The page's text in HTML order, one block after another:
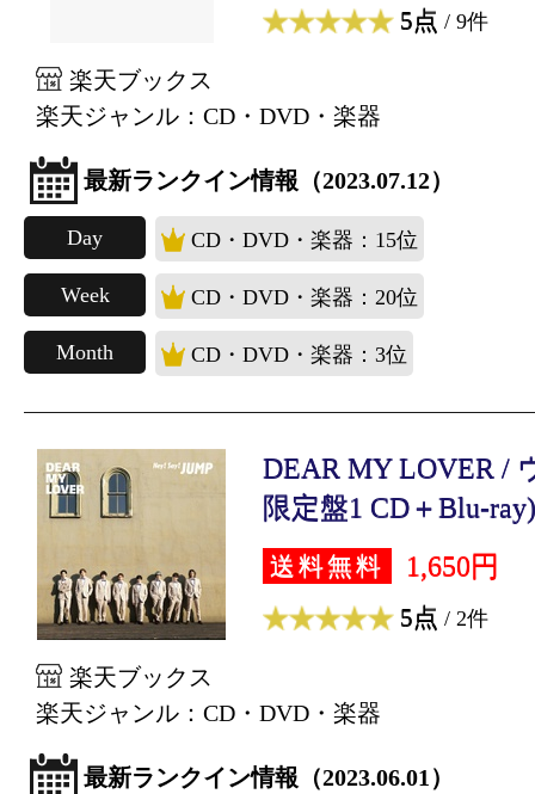
5点 / 9件
楽天ブックス
楽天ジャンル：CD・DVD・楽器
最新ランクイン情報（2023.07.12）
Day CD・DVD・楽器：15位
Week CD・DVD・楽器：20位
Month CD・DVD・楽器：3位
DEAR MY LOVER /
限定盤1 CD＋Blu-
送料無料 1,650円
5点 / 2件
楽天ブックス
楽天ジャンル：CD・DVD・楽器
最新ランクイン情報（2023.06.01）